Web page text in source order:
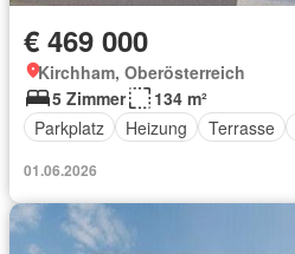
€ 469 000
Kirchham, Oberösterreich
5 Zimmer
134 m²
Parkplatz
Heizung Terrasse
01.06.2026